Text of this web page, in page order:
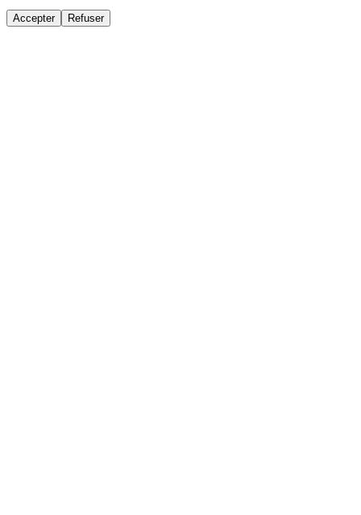
Accepter Refuser